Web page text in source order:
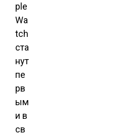
ple
Wa
tch
ста
нут
пе
рв
ым
и в
св